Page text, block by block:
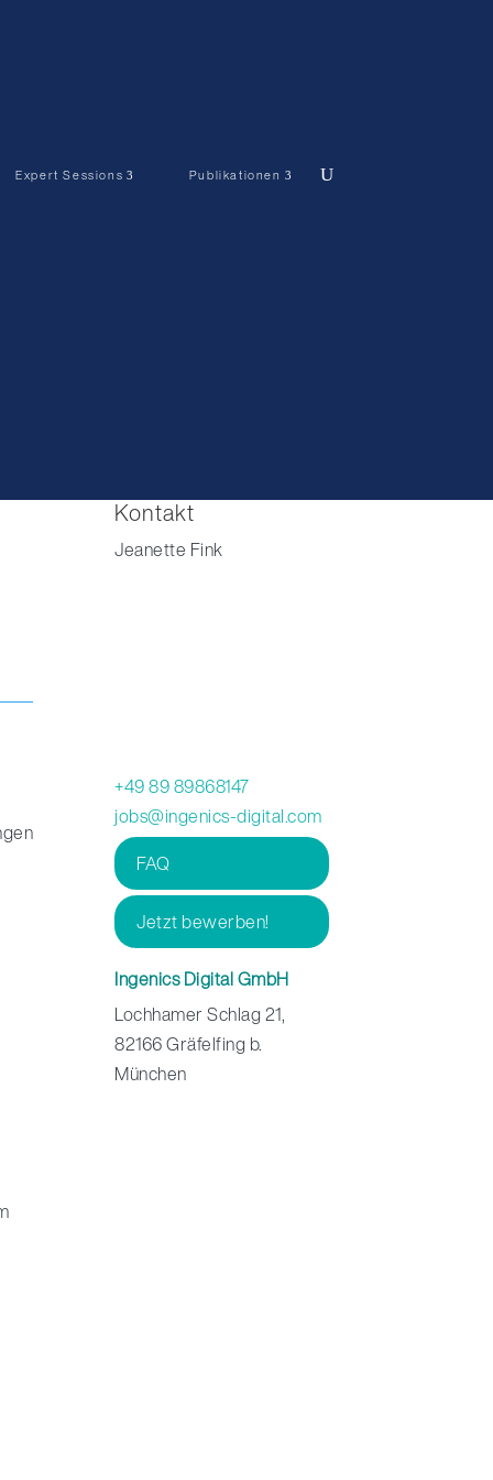
Expert Sessions Publikationen
Kontakt
Jeanette Fink
+49 89 89868147
jobs@ingenics-digital.com
FAQ
Jetzt bewerben!
Ingenics Digital GmbH
Lochhamer Schlag 21,
82166 Gräfelfing b.
München